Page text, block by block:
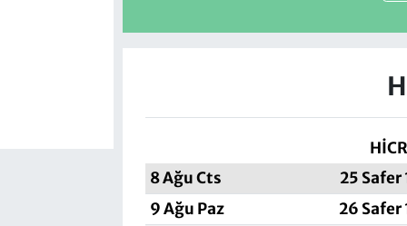
8 Ağu Cts
25 Safer
9 Ağu Paz
26 Safer